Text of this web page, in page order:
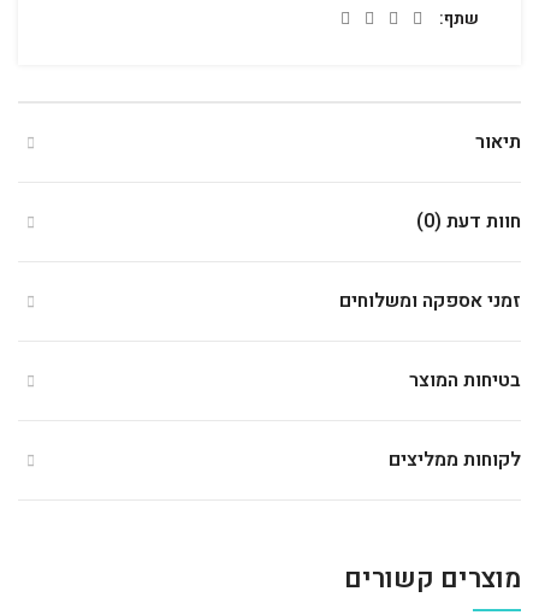
שתף
תיאור
חוות דעת (0)
זמני אספקה ומשלוחים
בטיחות המוצר
לקוחות ממליצים
מוצרים קשורים